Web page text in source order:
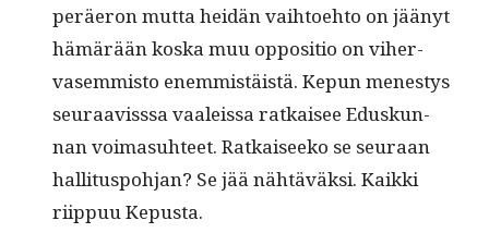
peräeron mut­ta hei­dän vai­h­toe­hto on jäänyt
hämärään kos­ka muu oppo­si­tio on viher­
vasem­mis­to enem­mistäistä. Kepun men­estys
seu­raaviss­sa vaaleis­sa ratkaisee Eduskun­
nan voima­suh­teet. Ratkaiseeko se seu­raan
hal­li­tus­po­h­jan? Se jää nähtäväk­si. Kaik­ki
riip­puu Kepusta.